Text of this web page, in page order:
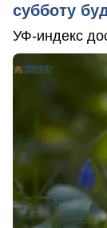
субботу
УФ-индекс